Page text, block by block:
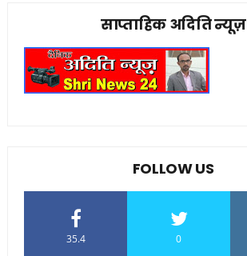
साप्ताहिक अदिति न्यूज़
FOLLOW US
35.4 0